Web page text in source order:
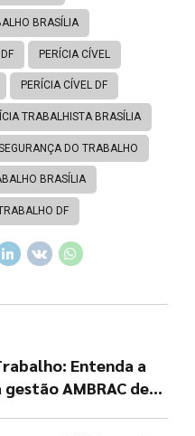
BRASÍLIA
PERÍCIA CÍVEL
PERÍCIA CÍVEL DF
TRABALHISTA BRASÍLIA
DO TRABALHO
BRASÍLIA
DF
Entenda a
AMBRAC de